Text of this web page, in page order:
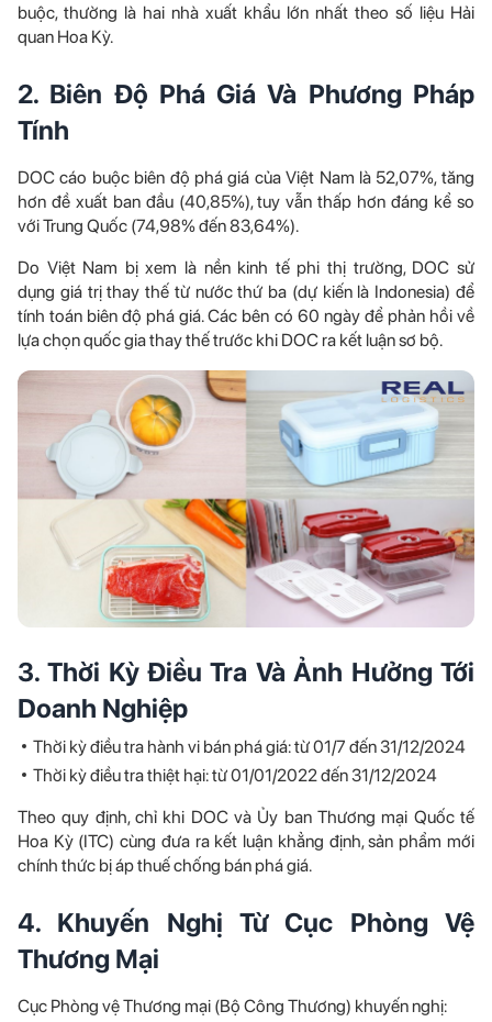
buộc, thường là hai nhà xuất khẩu lớn nhất theo số liệu Hải
quan Hoa Kỳ.
2. Biên Độ Phá Giá Và Phương Pháp
Tính
DOC cáo buộc biên độ phá giá của Việt Nam là 52,07%, tăng
hơn đề xuất ban đầu (40,85%), tuy vẫn thấp hơn đáng kể so
với Trung Quốc (74,98% đến 83,64%).
Do Việt Nam bị xem là nền kinh tế phi thị trường, DOC sử
dụng giá trị thay thế từ nước thứ ba (dự kiến là Indonesia) để
tính toán biên độ phá giá. Các bên có 60 ngày để phản hồi về
lựa chọn quốc gia thay thế trước khi DOC ra kết luận sơ bộ.
3. Thời Kỳ Điều Tra Và Ảnh Hưởng Tới
Doanh Nghiệp
Thời kỳ điều tra hành vi bán phá giá: từ 01/7 đến 31/12/2024
Thời kỳ điều tra thiệt hại: từ 01/01/2022 đến 31/12/2024
Theo quy định, chỉ khi DOC và Ủy ban Thương mại Quốc tế
Hoa Kỳ (ITC) cùng đưa ra kết luận khẳng định, sản phẩm mới
chính thức bị áp thuế chống bán phá giá.
4. Khuyến Nghị Từ Cục Phòng Vệ
Thương Mại
Cục Phòng vệ Thương mại (Bộ Công Thương) khuyến nghị: